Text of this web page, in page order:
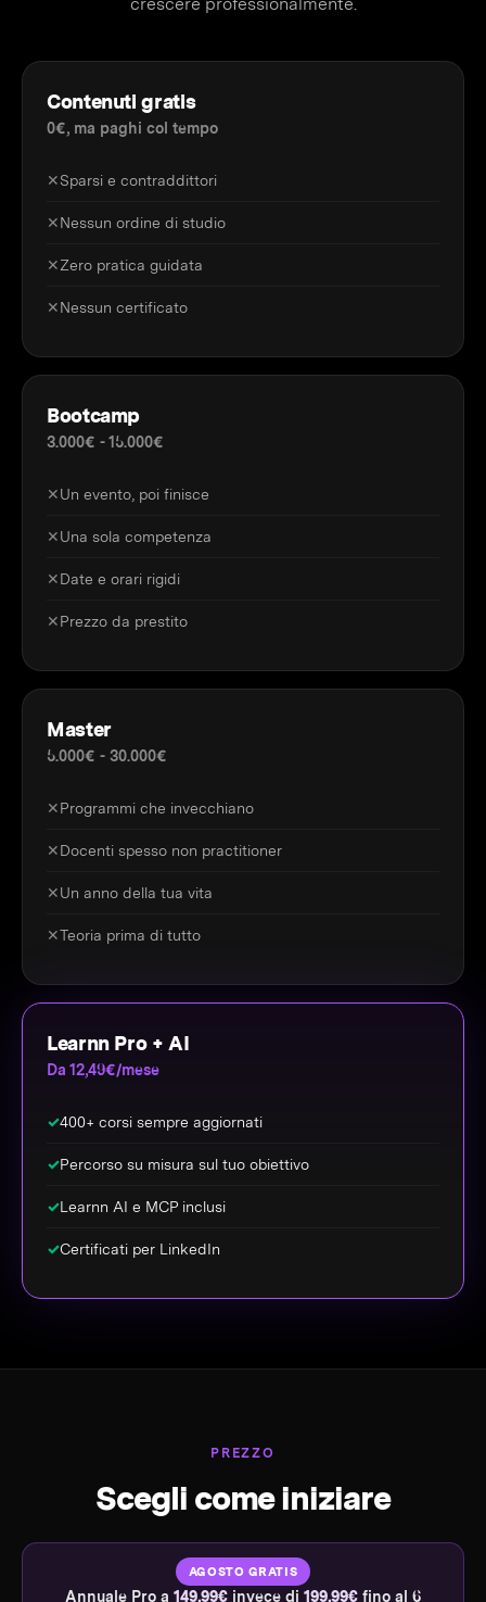
crescere professionalmente.
Contenuti gratis
0€, ma paghi col tempo
✕Sparsi e contraddittori
✕Nessun ordine di studio
✕Zero pratica guidata
✕Nessun certificato
Bootcamp
3.000€ - 15.000€
✕Un evento, poi finisce
✕Una sola competenza
✕Date e orari rigidi
✕Prezzo da prestito
Master
5.000€ - 30.000€
✕Programmi che invecchiano
✕Docenti spesso non practitioner
✕Un anno della tua vita
✕Teoria prima di tutto
Learnn Pro + AI
Da 12,49€/mese
✓400+ corsi sempre aggiornati
✓Percorso su misura sul tuo obiettivo
✓Learnn AI e MCP inclusi
✓Certificati per LinkedIn
PREZZO
Scegli come iniziare
AGOSTO GRATIS
Annuale Pro a 149,99€ invece di 199,99€ fino al 6